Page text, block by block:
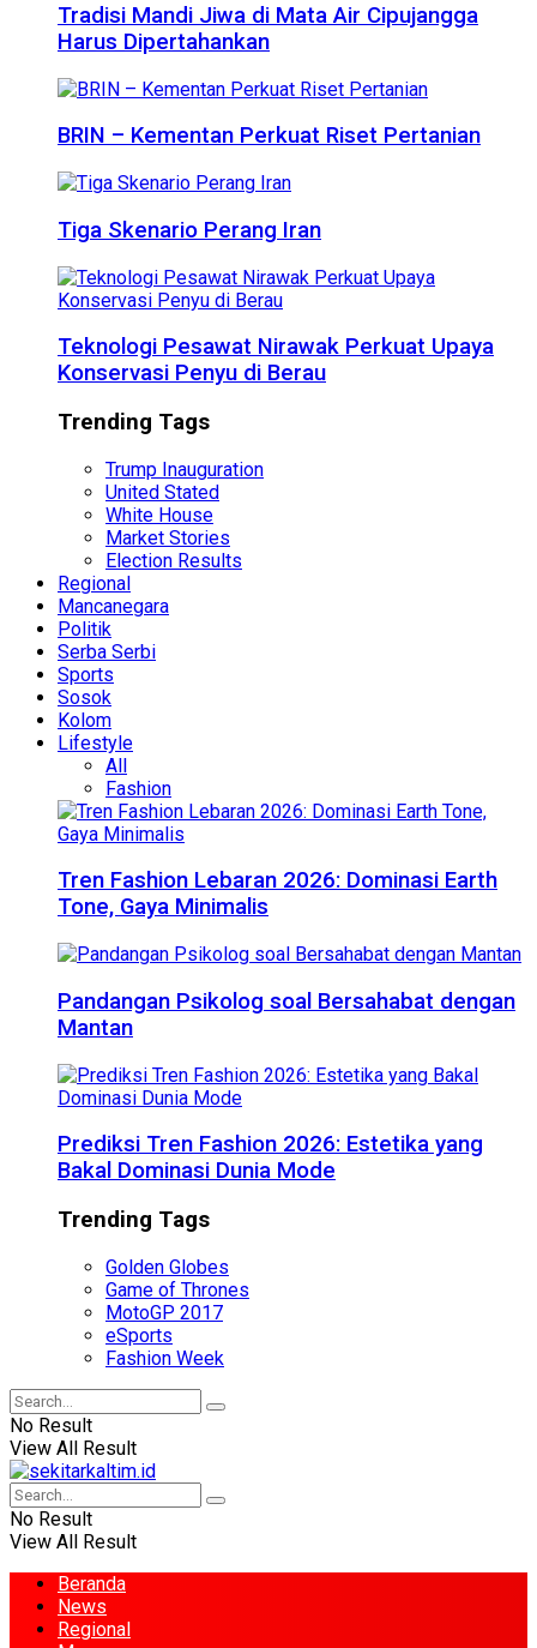
Tradisi Mandi Jiwa di Mata Air Cipujangga
Harus Dipertahankan
BRIN – Kementan Perkuat Riset Pertanian
Tiga Skenario Perang Iran
Teknologi Pesawat Nirawak Perkuat Upaya
Konservasi Penyu di Berau
Trending Tags
Trump Inauguration
United Stated
White House
Market Stories
Election Results
Regional
Mancanegara
Politik
Serba Serbi
Sports
Sosok
Kolom
Lifestyle
All
Fashion
Tren Fashion Lebaran 2026: Dominasi Earth
Tone, Gaya Minimalis
Pandangan Psikolog soal Bersahabat dengan
Mantan
Prediksi Tren Fashion 2026: Estetika yang
Bakal Dominasi Dunia Mode
Trending Tags
Golden Globes
Game of Thrones
MotoGP 2017
eSports
Fashion Week
No Result
View All Result
No Result
View All Result
Beranda
News
Regional